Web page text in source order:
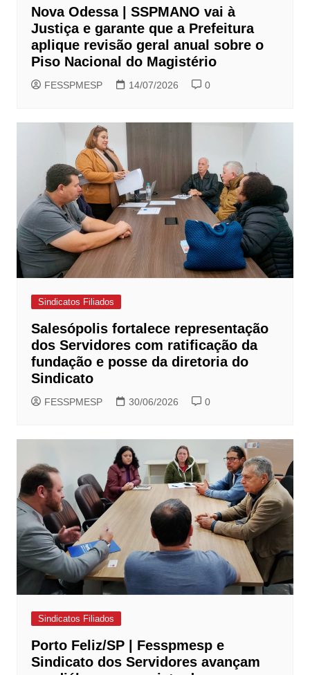
Nova Odessa | SSPMANO vai à
Justiça e garante que a Prefeitura
aplique revisão geral anual sobre o
Piso Nacional do Magistério
FESSPMESP 14/07/2026 0
Sindicatos Filiados
Salesópolis fortalece representação
dos Servidores com ratificação da
fundação e posse da diretoria do
Sindicato
FESSPMESP 30/06/2026 0
Sindicatos Filiados
Porto Feliz/SP | Fesspmesp e
Sindicato dos Servidores avançam